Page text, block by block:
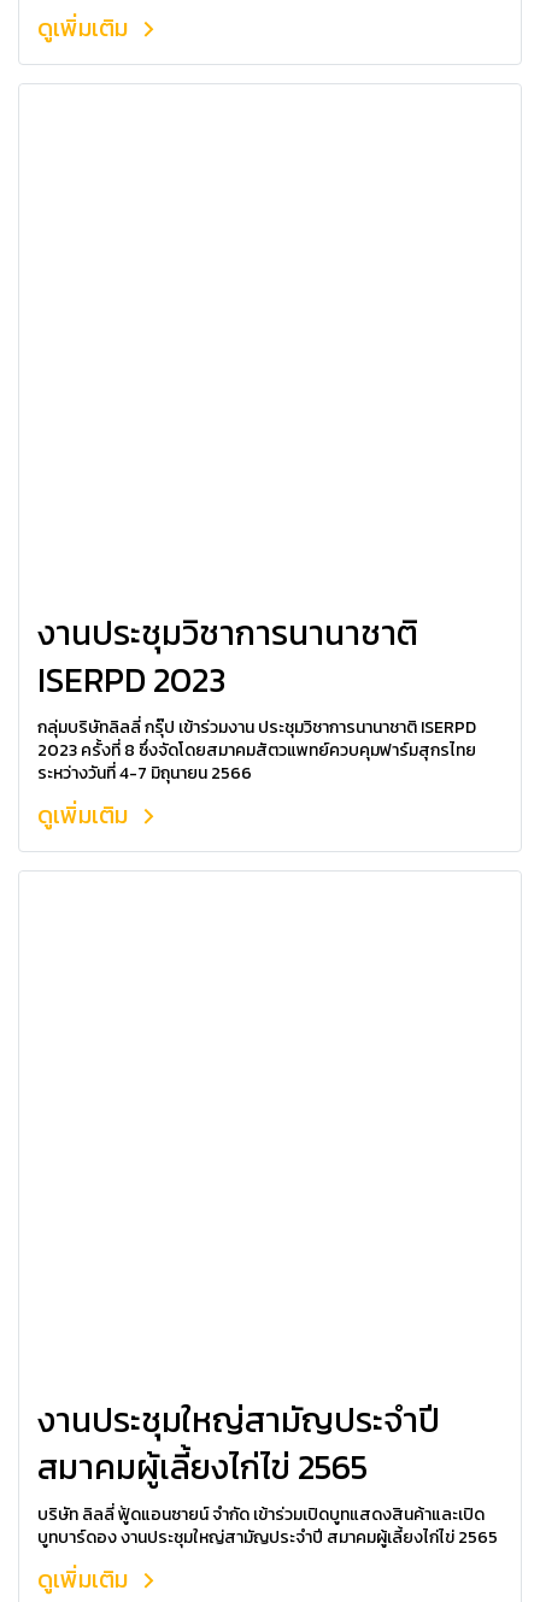
ดูเพิ่มเติม
งานประชุมวิชาการนานาชาติ
ISERPD 2023
กลุ่มบริษัทลิลลี่ กรุ๊ป เข้าร่วมงาน ประชุมวิชาการนานาชาติ ISERPD
2023 ครั้งที่ 8 ซึ่งจัดโดยสมาคมสัตวแพทย์ควบคุมฟาร์มสุกรไทย
ระหว่างวันที่ 4-7 มิถุนายน 2566
ดูเพิ่มเติม
งานประชุมใหญ่สามัญประจำปี
สมาคมผู้เลี้ยงไก่ไข่ 2565
บริษัท ลิลลี่ ฟู้ดแอนซายน์ จำกัด เข้าร่วมเปิดบูทแสดงสินค้าและเปิด
บูทบาร์ดอง งานประชุมใหญ่สามัญประจำปี สมาคมผู้เลี้ยงไก่ไข่ 2565
ดูเพิ่มเติม